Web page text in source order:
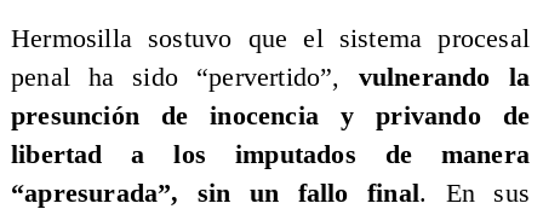
Hermosilla sostuvo que el sistema procesal
penal ha sido “pervertido”,
vulnerando la
presunción de inocencia y privando de
libertad a los imputados de manera
“apresurada”, sin un fallo final. En sus